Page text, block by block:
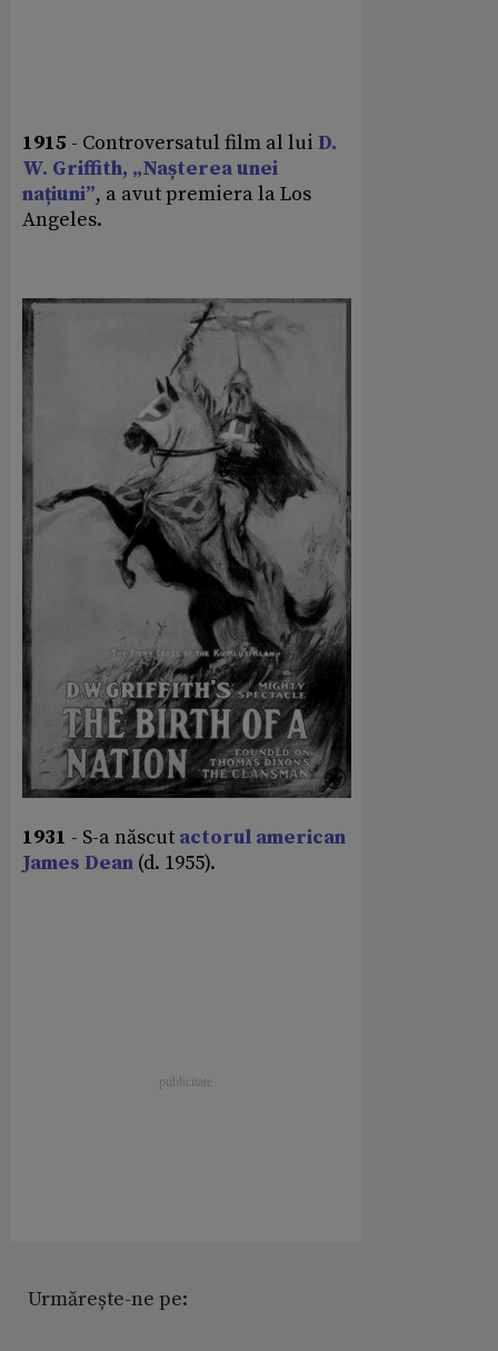
1915 - Controversatul film al lui D.
W. Griffith, „Nașterea unei
națiuni”, a avut premiera la Los
Angeles.
1931 - S-a născut actorul american
James Dean (d. 1955).
Urmărește-ne pe: